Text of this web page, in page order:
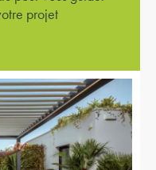
projet